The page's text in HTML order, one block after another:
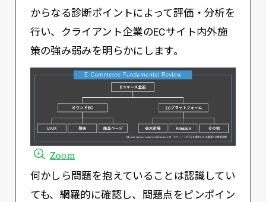
からなる診断ポイントによって評価・分析を
行い、クライアント企業のECサイト内外施
策の強み弱みを明らかにします。
Zoom
何かしら問題を抱えていることは認識してい
ても、網羅的に確認し、問題点をピンポイン